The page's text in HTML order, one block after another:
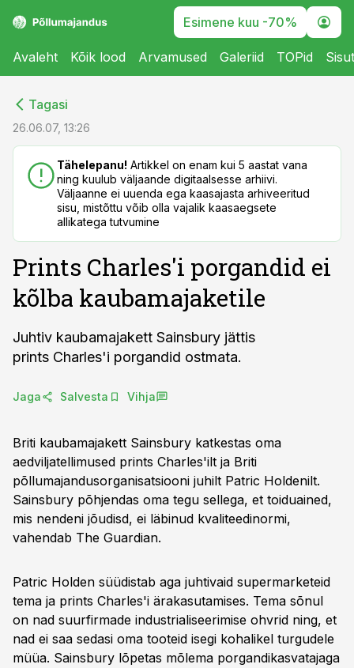
Esimene kuu -70%
Avaleht Kõik lood Arvamused Galeriid TOPid
Tagasi
26.06.07, 13:26
Tähelepanu! Artikkel on enam kui 5 aastat vana
ning kuulub väljaande digitaalsesse arhiivi.
Väljaanne ei uuenda ega kaasajasta arhiveeritud
sisu, mistõttu võib olla vajalik kaasaegsete
allikatega tutvumine
Prints Charles'i porgandid ei
kõlba kaubamajaketile
Juhtiv kaubamajakett Sainsbury jättis
prints Charles'i porgandid ostmata.
Jaga Salvesta Vihja
Briti kaubamajakett Sainsbury katkestas oma
aedviljatellimused prints Charles'ilt ja Briti
põllumajandusorganisatsiooni juhilt Patric Holdenilt.
Sainsbury põhjendas oma tegu sellega, et toiduained,
mis nendeni jõudisd, ei läbinud kvaliteedinormi,
vahendab The Guardian.
Patric Holden süüdistab aga juhtivaid supermarketeid
tema ja prints Charles'i ärakasutamises. Tema sõnul
on nad suurfirmade industrialiseerimise ohvrid ning, et
nad ei saa sedasi oma tooteid isegi kohalikel turgudele
müüa. Sainsbury lõpetas mõlema porgandikasvatajaga